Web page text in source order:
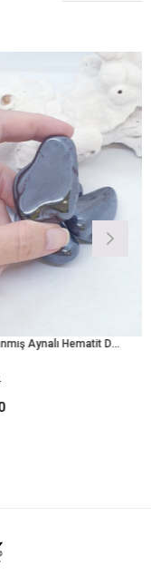
Tamburlanmış Aynalı Hematit Doğal Taş